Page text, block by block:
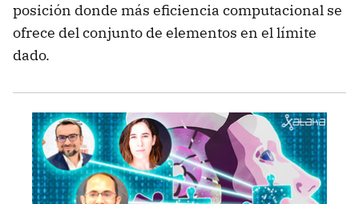
posición donde más eficiencia computacional se
ofrece del conjunto de elementos en el límite
dado.